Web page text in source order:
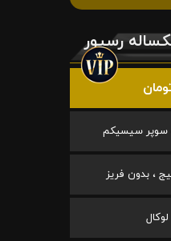
رسیور
سوپر سیسیکم
، بدون فریز